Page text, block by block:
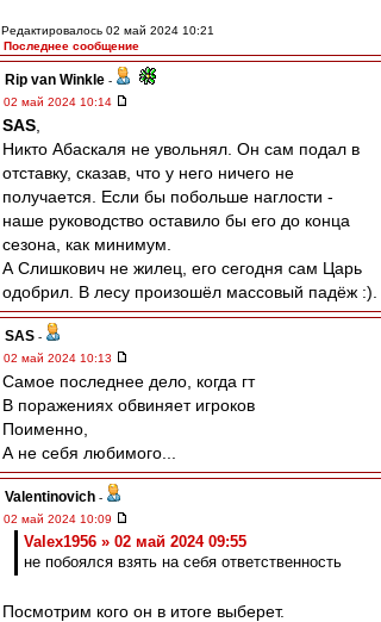
Редактировалось 02 май 2024 10:21
Последнее сообщение
Rip van Winkle -
02 май 2024 10:14
SAS
Никто Абаскаля не увольнял. Он сам подал в
отставку, сказав, что у него ничего не
получается. Если бы побольше наглости -
наше руководство оставило бы его до конца
сезона, как минимум.
А Слишкович не жилец, его сегодня сам Царь
одобрил. В лесу произошёл массовый падёж :).
SAS -
02 май 2024 10:13
Самое последнее дело, когда гт
В поражениях обвиняет игроков
Поименно,
А не себя любимого...
Valentinovich -
02 май 2024 10:09
Valex1956 » 02 май 2024 09:55
не побоялся взять на себя ответственность
Посмотрим кого он в итоге выберет.